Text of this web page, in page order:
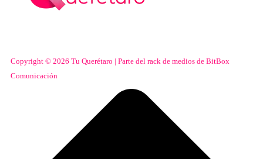
Copyright © 2026 Tu Querétaro | Parte del rack de medios de BitBox
Comunicación